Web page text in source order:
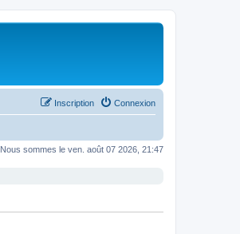
Connexion
Inscription
Nous sommes le ven. août 07 2026, 21:47